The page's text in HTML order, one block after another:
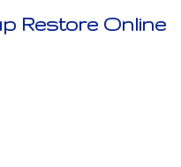
Restore Online